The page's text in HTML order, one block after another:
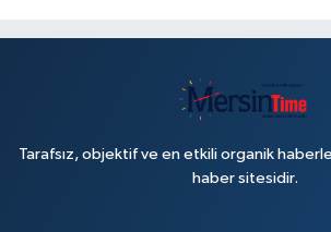
Tarafsız, objektif ve en etkili organik
haber sitesidir.